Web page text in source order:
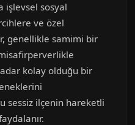
işlevsel sosyal
ve özel
genellikle samimi bir
kolay olduğu bir
sessiz ilçenin hareketli